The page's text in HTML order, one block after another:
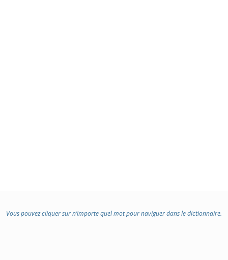
Vous pouvez cliquer sur n’importe quel mot pour naviguer dans le dictionnaire.